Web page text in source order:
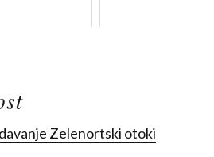
Zelenortski otoki